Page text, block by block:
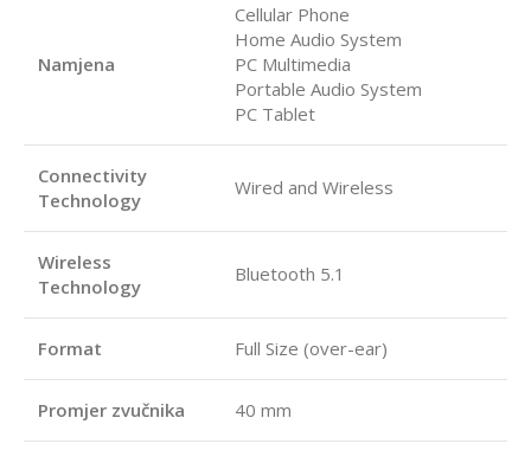
Namjena
Cellular Phone
Home Audio System
PC Multimedia
Portable Audio System
PC Tablet
Connectivity
Technology
Wired and Wireless
Wireless
Technology
Bluetooth 5.1
Format Full Size (over-ear)
Promjer zvučnika 40 mm